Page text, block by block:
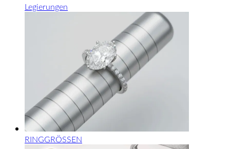
Legierungen
RINGGRÖSSEN